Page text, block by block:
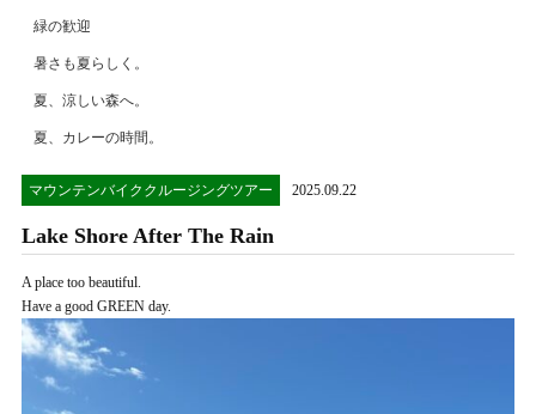
緑の歓迎
暑さも夏らしく。
夏、涼しい森へ。
夏、カレーの時間。
マウンテンバイククルージングツアー 2025.09.22
Lake Shore After The Rain
A place too beautiful.
Have a good GREEN day.